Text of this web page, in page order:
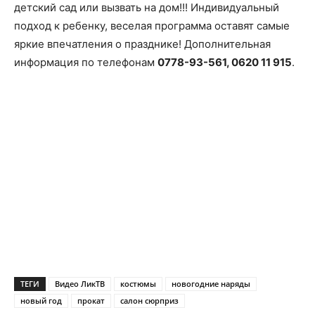
детский сад или вызвать на дом!!! Индивидуальный
подход к ребенку, веселая программа оставят самые
яркие впечатления о празднике! Дополнительная
информация по телефонам 0778-93-561, 0620 11 915.
ТЕГИ Видео ЛикТВ костюмы
новогодние наряды
новый год
прокат салон сюрприз